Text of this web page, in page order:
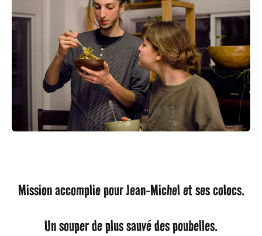
Mission accomplie pour Jean-Michel et ses colocs.
Un souper de plus sauvé des poubelles.